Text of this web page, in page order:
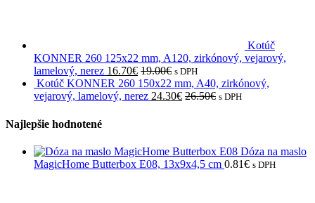
Kotúč
KONNER 260 125x22 mm, A120, zirkónový, vejarový,
lamelový, nerez 16.70€ 19.00€ s DPH
Kotúč KONNER 260 150x22 mm, A40, zirkónový,
vejarový, lamelový, nerez 24.30€ 26.50€ s DPH
Najlepšie hodnotené
Dóza na maslo
MagicHome Butterbox E08, 13x9x4,5 cm 0.81€ s DPH